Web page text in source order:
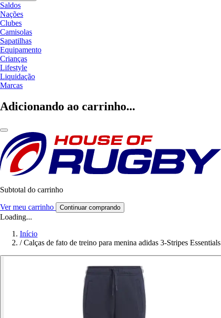
Saldos
Nações
Clubes
Camisolas
Sapatilhas
Equipamento
Crianças
Lifestyle
Liquidação
Marcas
Adicionando ao carrinho...
Subtotal do carrinho
Ver meu carrinho Continuar comprando
Loading...
Início
/ Calças de fato de treino para menina adidas 3-Stripes Essentials